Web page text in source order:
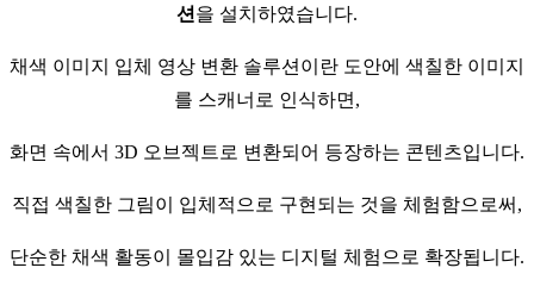
션 을 설치하였습니다.
채색 이미지 입체 영상 변환 솔루션이란 도안에 색칠한 이미지
를 스캐너로 인식하면,
화면 속에서 3D 오브젝트로 변환되어 등장하는 콘텐츠입니다.
직접 색칠한 그림이 입체적으로 구현되는 것을 체험함으로써,
단순한 채색 활동이 몰입감 있는 디지털 체험으로 확장됩니다.